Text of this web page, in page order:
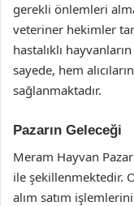
gerekli önlemleri
veteriner hekimler
hastalıklı
sayede, hem
sağlanmaktadır.
Pazarın Geleceği
Meram Hayvan
ile şekillenmektedir.
alım satım